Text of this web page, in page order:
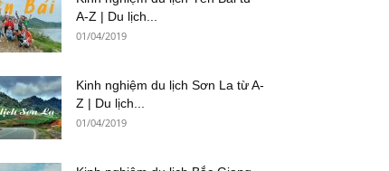
A-Z | Du lịch...
01/04/2019
Kinh nghiệm du lịch Sơn La từ A-
Z | Du lịch...
01/04/2019